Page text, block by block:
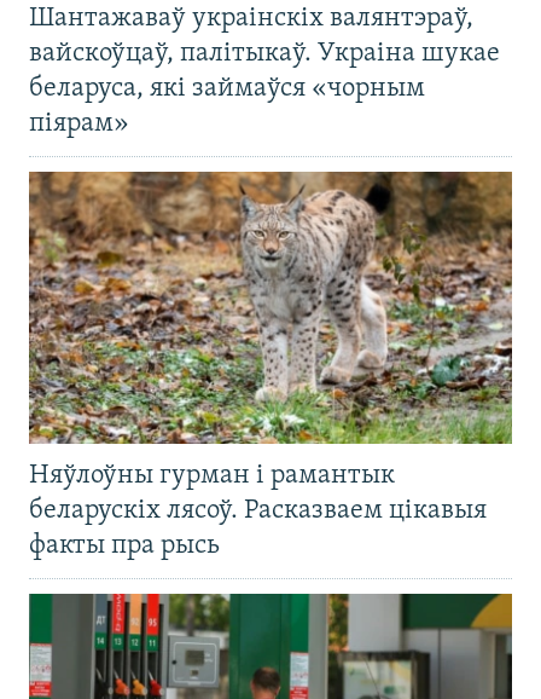
Шантажаваў украінскіх валянтэраў,
вайскоўцаў, палітыкаў. Украіна шукае
беларуса, які займаўся «чорным
піярам»
Няўлоўны гурман і рамантык
беларускіх лясоў. Расказваем цікавыя
факты пра рысь